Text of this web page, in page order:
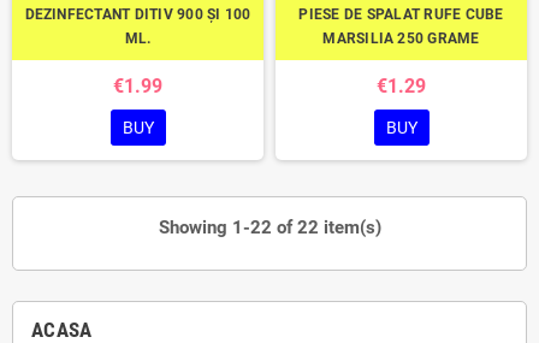
ACASA
DEZINFECTANT DITIV 900 ȘI 100
ML.
€1.99
BUY
PIESE DE SPALAT RUFE CUBE
MARSILIA 250 GRAME
€1.29
BUY
Showing 1-22 of 22 item(s)